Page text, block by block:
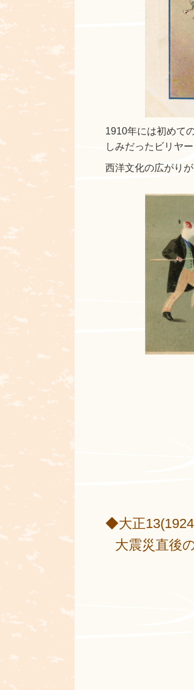
1910年には初めて
しみだったビリヤ
西洋文化の広がり
◆大正
大震災直後